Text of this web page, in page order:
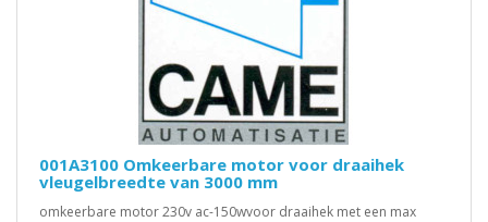
001A3100 Omkeerbare motor voor draaihek
vleugelbreedte van 3000 mm
omkeerbare motor 230v ac-150wvoor draaihek met een max